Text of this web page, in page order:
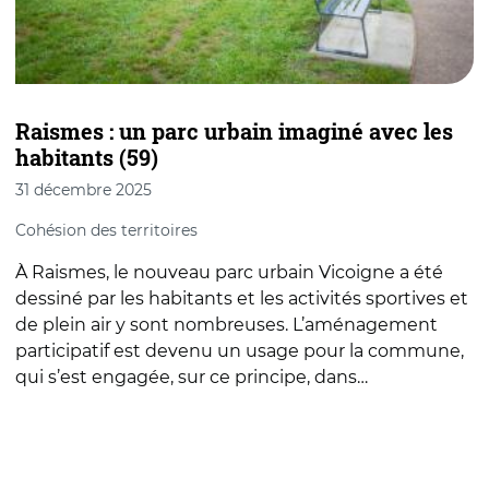
Raismes : un parc urbain imaginé avec les
habitants (59)
31 décembre 2025
Cohésion des territoires
À Raismes, le nouveau parc urbain Vicoigne a été
dessiné par les habitants et les activités sportives et
de plein air y sont nombreuses. L’aménagement
participatif est devenu un usage pour la commune,
qui s’est engagée, sur ce principe, dans…